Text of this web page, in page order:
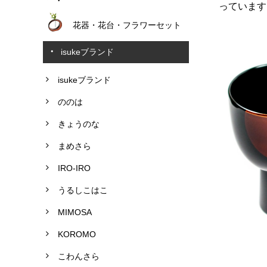
花器・花台・フラワーセット
isukeブランド
isukeブランド
ののは
きょうのな
まめさら
IRO-IRO
うるしこはこ
MIMOSA
KOROMO
こわんさら
っていま